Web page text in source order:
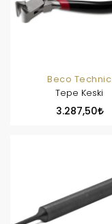
Beco Technic
Tepe Keski
3.287,50